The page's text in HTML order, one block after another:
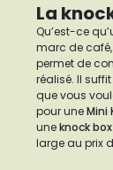
La
Qu’est-ce
marc de
permet de
réalisé. Il
que vous
pour uneMini
uneknock
large au prix